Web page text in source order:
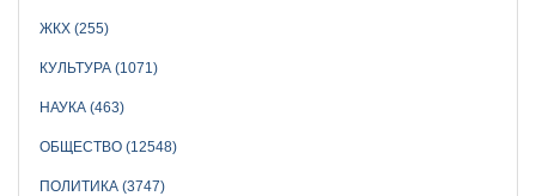
ЖКХ (255)
КУЛЬТУРА (1071)
НАУКА (463)
ОБЩЕСТВО (12548)
ПОЛИТИКА (3747)